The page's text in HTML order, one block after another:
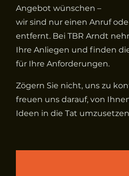
Angebot wünschen –
wir sind nur einen Anruf
entfernt. Bei TBR Arndt
Ihre Anliegen und finden
für Ihre Anforderungen.
Zögern Sie nicht, uns zu
freuen uns darauf, von
Ideen in die Tat